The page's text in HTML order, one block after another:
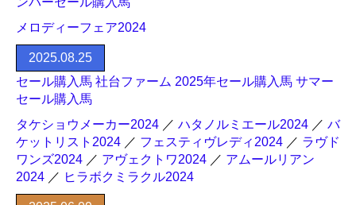
メロディーフェア2024
2025.08.25
セール購入馬 社台ファーム 2025年セール購入馬 サマー
セール購入馬
タケショウメーカー2024 ／ ハタノルミエール2024 ／ バ
ケットリスト2024 ／ フェスティヴレディ2024 ／ ラヴド
ワンズ2024 ／ アヴェクトワ2024 ／ アムールリアン
2024 ／ ヒラボクミラクル2024